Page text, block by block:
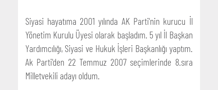
Siyasi hayatıma 2001 yılında AK Parti'nin kurucu İl
Yönetim Kurulu Üyesi olarak başladım. 5 yıl İl Başkan
Yardımcılığı, Siyasi ve Hukuk İşleri Başkanlığı yaptım.
Ak Parti'den 22 Temmuz 2007 seçimlerinde 8.sıra
Milletvekili adayı oldum.